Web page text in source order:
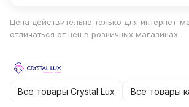
Цена действительна только для интернет-
отличаться от цен в розничных магазинах
Все товары Crystal Lux Все товары